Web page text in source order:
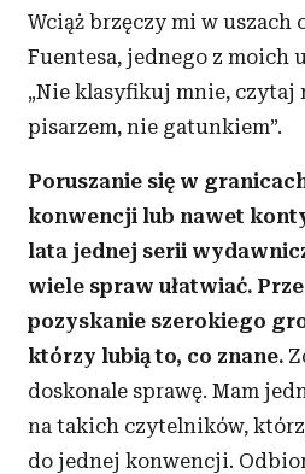
Wciąż brzęczy mi w uszach
Fuentesa, jednego z moich
„Nie klasyfikuj mnie, czytaj
pisarzem, nie gatunkiem”.
Poruszanie się w
konwencji lub nawet
lata jednej serii
wiele spraw ułatwiać.
pozyskanie szerokiego
którzy lubią to, co znane.
doskonale sprawę. Mam
na takich czytelników,
do jednej konwencji.